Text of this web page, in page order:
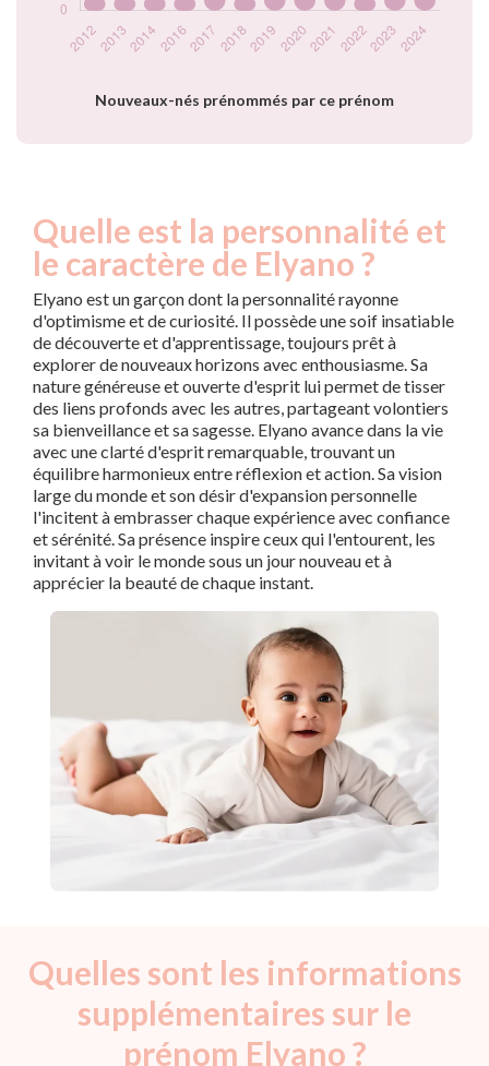
Nouveaux-nés prénommés par ce prénom
Quelle est la personnalité et
le caractère de Elyano ?
Elyano est un garçon dont la personnalité rayonne
d'optimisme et de curiosité. Il possède une soif insatiable
de découverte et d'apprentissage, toujours prêt à
explorer de nouveaux horizons avec enthousiasme. Sa
nature généreuse et ouverte d'esprit lui permet de tisser
des liens profonds avec les autres, partageant volontiers
sa bienveillance et sa sagesse. Elyano avance dans la vie
avec une clarté d'esprit remarquable, trouvant un
équilibre harmonieux entre réflexion et action. Sa vision
large du monde et son désir d'expansion personnelle
l'incitent à embrasser chaque expérience avec confiance
et sérénité. Sa présence inspire ceux qui l'entourent, les
invitant à voir le monde sous un jour nouveau et à
apprécier la beauté de chaque instant.
Quelles sont les informations
supplémentaires sur le
prénom Elyano ?